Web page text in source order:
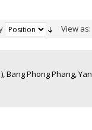
View as:
Bang Phong Phang, Yan